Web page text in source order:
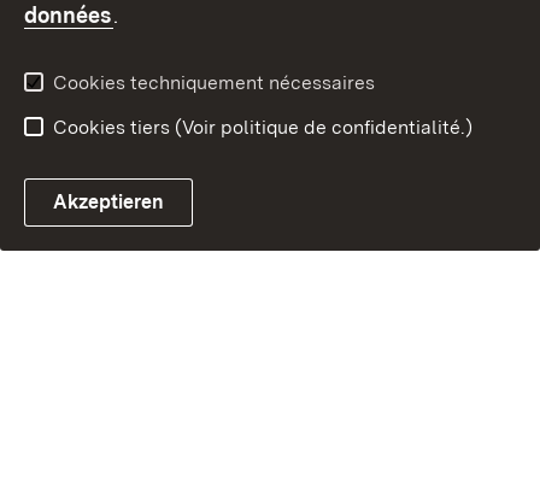
données.
Cookies techniquement nécessaires
Cookies tiers (Voir politique de confidentialité.)
Akzeptieren